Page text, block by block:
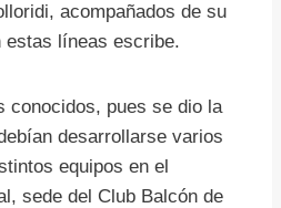
acompañados de su
estas líneas escribe.
conocidos, pues se dio la
desarrollarse varios
equipos en el
sede del Club Balcón de